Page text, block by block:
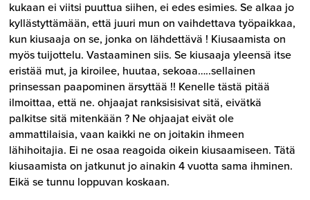
kukaan ei viitsi puuttua siihen, ei edes esimies. Se alkaa jo
kyllästyttämään, että juuri mun on vaihdettava työpaikkaa,
kun kiusaaja on se, jonka on lähdettävä ! Kiusaamista on
myös tuijottelu. Vastaaminen siis. Se kiusaaja yleensä itse
eristää mut, ja kiroilee, huutaa, sekoaa…..sellainen
prinsessan paapominen ärsyttää !! Kenelle tästä pitää
ilmoittaa, että ne. ohjaajat ranksisisivat sitä, eivätkä
palkitse sitä mitenkään ? Ne ohjaajat eivät ole
ammattilaisia, vaan kaikki ne on joitakin ihmeen
lähihoitajia. Ei ne osaa reagoida oikein kiusaamiseen. Tätä
kiusaamista on jatkunut jo ainakin 4 vuotta sama ihminen.
Eikä se tunnu loppuvan koskaan.